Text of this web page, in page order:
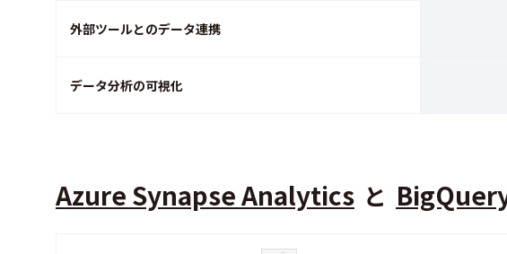
外部ツールとのデータ連携
データ分析の可視化
Azure Synapse Analytics と